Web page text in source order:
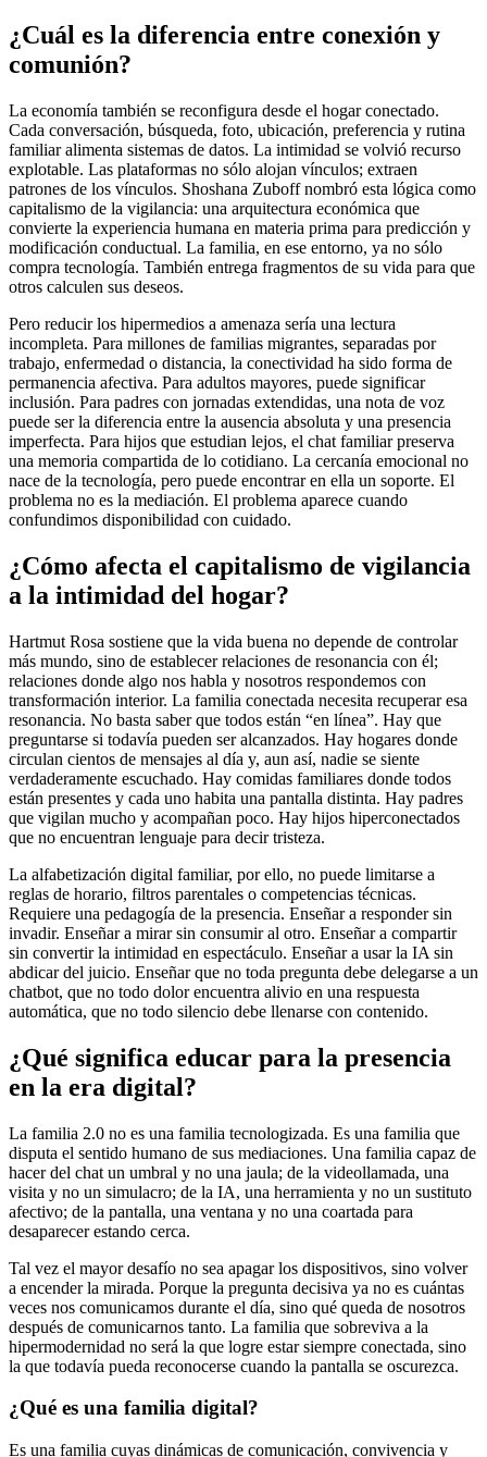
¿Cuál es la diferencia entre conexión y
comunión?
La economía también se reconfigura desde el hogar conectado.
Cada conversación, búsqueda, foto, ubicación, preferencia y rutina
familiar alimenta sistemas de datos. La intimidad se volvió recurso
explotable. Las plataformas no sólo alojan vínculos; extraen
patrones de los vínculos. Shoshana Zuboff nombró esta lógica como
capitalismo de la vigilancia: una arquitectura económica que
convierte la experiencia humana en materia prima para predicción y
modificación conductual. La familia, en ese entorno, ya no sólo
compra tecnología. También entrega fragmentos de su vida para que
otros calculen sus deseos.
Pero reducir los hipermedios a amenaza sería una lectura
incompleta. Para millones de familias migrantes, separadas por
trabajo, enfermedad o distancia, la conectividad ha sido forma de
permanencia afectiva. Para adultos mayores, puede significar
inclusión. Para padres con jornadas extendidas, una nota de voz
puede ser la diferencia entre la ausencia absoluta y una presencia
imperfecta. Para hijos que estudian lejos, el chat familiar preserva
una memoria compartida de lo cotidiano. La cercanía emocional no
nace de la tecnología, pero puede encontrar en ella un soporte. El
problema no es la mediación. El problema aparece cuando
confundimos disponibilidad con cuidado.
¿Cómo afecta el capitalismo de vigilancia
a la intimidad del hogar?
Hartmut Rosa sostiene que la vida buena no depende de controlar
más mundo, sino de establecer relaciones de resonancia con él;
relaciones donde algo nos habla y nosotros respondemos con
transformación interior. La familia conectada necesita recuperar esa
resonancia. No basta saber que todos están “en línea”. Hay que
preguntarse si todavía pueden ser alcanzados. Hay hogares donde
circulan cientos de mensajes al día y, aun así, nadie se siente
verdaderamente escuchado. Hay comidas familiares donde todos
están presentes y cada uno habita una pantalla distinta. Hay padres
que vigilan mucho y acompañan poco. Hay hijos hiperconectados
que no encuentran lenguaje para decir tristeza.
La alfabetización digital familiar, por ello, no puede limitarse a
reglas de horario, filtros parentales o competencias técnicas.
Requiere una pedagogía de la presencia. Enseñar a responder sin
invadir. Enseñar a mirar sin consumir al otro. Enseñar a compartir
sin convertir la intimidad en espectáculo. Enseñar a usar la IA sin
abdicar del juicio. Enseñar que no toda pregunta debe delegarse a un
chatbot, que no todo dolor encuentra alivio en una respuesta
automática, que no todo silencio debe llenarse con contenido.
¿Qué significa educar para la presencia
en la era digital?
La familia 2.0 no es una familia tecnologizada. Es una familia que
disputa el sentido humano de sus mediaciones. Una familia capaz de
hacer del chat un umbral y no una jaula; de la videollamada, una
visita y no un simulacro; de la IA, una herramienta y no un sustituto
afectivo; de la pantalla, una ventana y no una coartada para
desaparecer estando cerca.
Tal vez el mayor desafío no sea apagar los dispositivos, sino volver
a encender la mirada. Porque la pregunta decisiva ya no es cuántas
veces nos comunicamos durante el día, sino qué queda de nosotros
después de comunicarnos tanto. La familia que sobreviva a la
hipermodernidad no será la que logre estar siempre conectada, sino
la que todavía pueda reconocerse cuando la pantalla se oscurezca.
¿Qué es una familia digital?
Es una familia cuyas dinámicas de comunicación, convivencia y